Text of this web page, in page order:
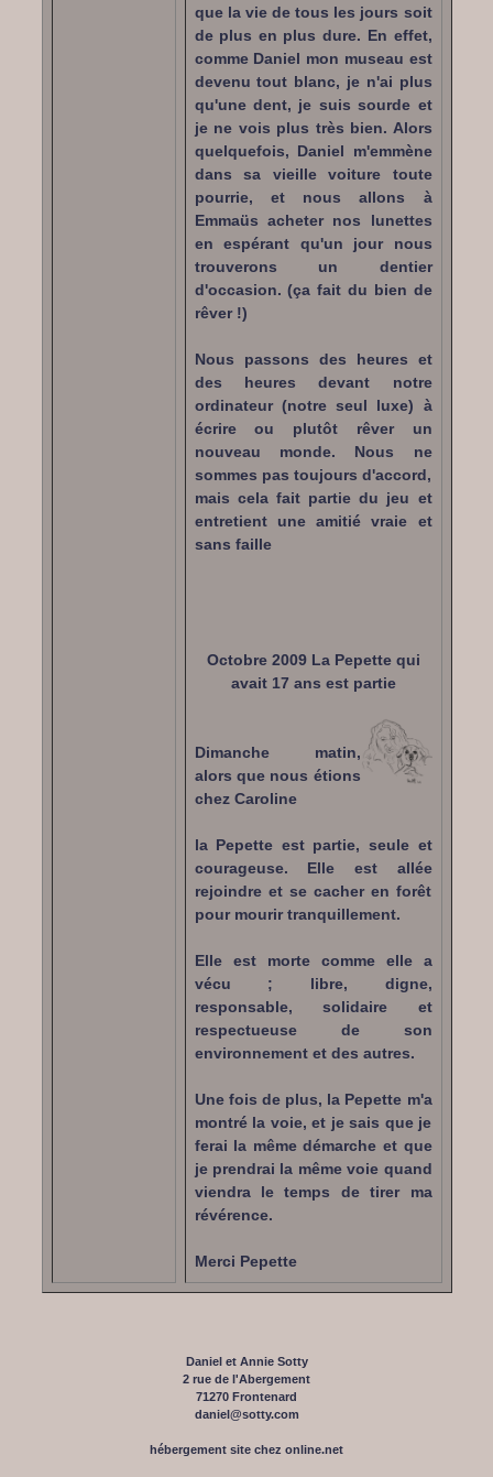
que la vie de tous les jours soit
de plus en plus dure. En effet,
comme Daniel mon museau est
devenu tout blanc, je n'ai plus
qu'une dent, je suis sourde et
je ne vois plus très bien. Alors
quelquefois, Daniel m'emmène
dans sa vieille voiture toute
pourrie, et nous allons à
Emmaüs acheter nos lunettes
en espérant qu'un jour nous
trouverons un dentier
d'occasion. (ça fait du bien de
rêver !)
Nous passons des heures et
des heures devant notre
ordinateur (notre seul luxe) à
écrire ou plutôt rêver un
nouveau monde. Nous ne
sommes pas toujours d'accord,
mais cela fait partie du jeu et
entretient une amitié vraie et
sans faille
Octobre 2009 La Pepette qui
avait 17 ans est partie
Dimanche matin,
alors que nous étions
chez Caroline
la Pepette est partie, seule et
courageuse. Elle est allée
rejoindre et se cacher en forêt
pour mourir tranquillement.
Elle est morte comme elle a
vécu ; libre, digne,
responsable, solidaire et
respectueuse de son
environnement et des autres.
Une fois de plus, la Pepette m'a
montré la voie, et je sais que je
ferai la même démarche et que
je prendrai la même voie quand
viendra le temps de tirer ma
révérence.
Merci Pepette
Daniel et Annie Sotty
2 rue de l'Abergement
71270 Frontenard
daniel@sotty.com
hébergement site chez online.net